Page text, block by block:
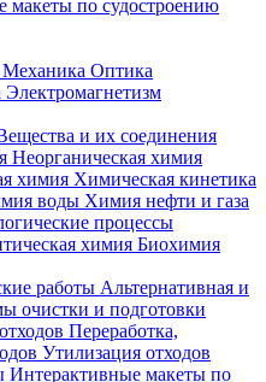
макеты по судостроению
Механика Оптика
Электромагнетизм
и их соединения
Неорганическая химия
химия Химическая кинетика
воды Химия нефти и газа
процессы
химия Биохимия
работы Альтернативная и
очистки и подготовки
Переработка,
Утилизация отходов
Интерактивные макеты по